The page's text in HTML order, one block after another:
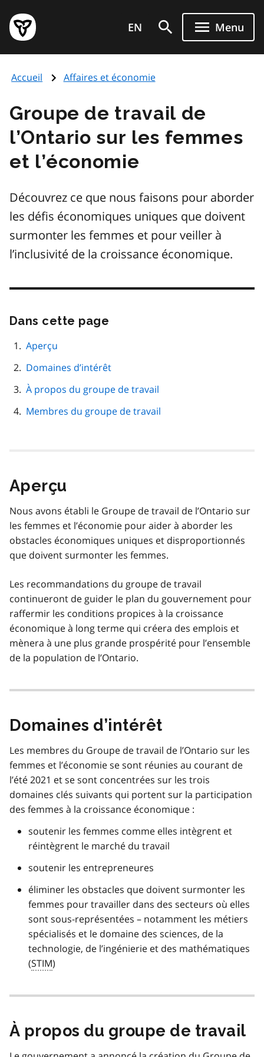
au
contenu
principal
Page
d'accueil
de
EN Menu
Accueil Affaires et économie
Groupe de travail de
l’Ontario sur les femmes
et l’économie
Découvrez ce que nous faisons pour aborder
les défis économiques uniques que doivent
surmonter les femmes et pour veiller à
l’inclusivité de la croissance économique.
Dans cette page
Aperçu
Domaines d’intérêt
À propos du groupe de travail
Membres du groupe de travail
Aperçu
Nous avons établi le Groupe de travail de l’Ontario sur
les femmes et l’économie pour aider à aborder les
obstacles économiques uniques et disproportionnés
que doivent surmonter les femmes.
Les recommandations du groupe de travail
continueront de guider le plan du gouvernement pour
raffermir les conditions propices à la croissance
économique à long terme qui créera des emplois et
mènera à une plus grande prospérité pour l’ensemble
de la population de l’Ontario.
Domaines d’intérêt
Les membres du Groupe de travail de l’Ontario sur les
femmes et l’économie se sont réunies au courant de
l’été 2021 et se sont concentrées sur les trois
domaines clés suivants qui portent sur la participation
des femmes à la croissance économique :
soutenir les femmes comme elles intègrent et
réintègrent le marché du travail
soutenir les entrepreneures
éliminer les obstacles que doivent surmonter les
femmes pour travailler dans des secteurs où elles
sont sous-représentées – notamment les métiers
spécialisés et le domaine des sciences, de la
technologie, de l’ingénierie et des mathématiques
(STIM)
À propos du groupe de travail